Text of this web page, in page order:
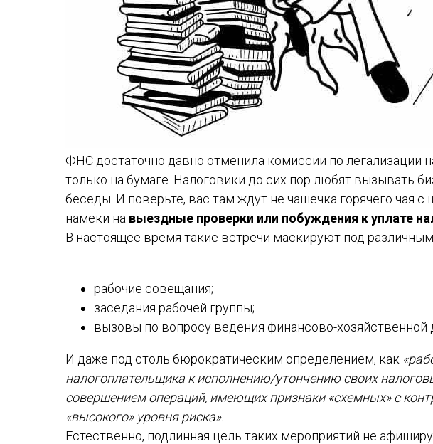
ФНС достаточно давно отменила комиссии по легализации
только на бумаге. Налоговики до сих пор любят вызывать
беседы. И поверьте, вас там ждут не чашечка горячего чая
намеки на выездные проверки или побуждения к уплате
В настоящее время такие встречи маскируют под
рабочие совещания;
заседания рабочей группы;
вызовы по вопросу ведения финансово-хозяйственной
И даже под столь бюрократическим определением, как
налогоплательщика к исполнению/утончению своих
совершением операций, имеющих признаки «схемных» с
«высокого» уровня риска».
Естественно, подлинная цель таких мероприятий не